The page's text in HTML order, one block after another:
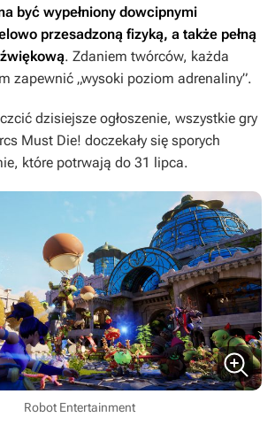
być wypełniony dowcipnymi
przesadzoną fizyką, a także pełną
. Zdaniem twórców, każda
zapewnić „wysoki poziom adrenaliny”.
dzisiejsze ogłoszenie, wszystkie gry
Must Die! doczekały się sporych
które potrwają do 31 lipca.
Robot Entertainment